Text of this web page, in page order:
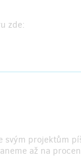
zde:
projektům
až na